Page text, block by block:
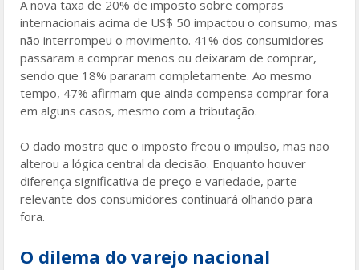
A nova taxa de 20% de imposto sobre compras
internacionais acima de US$ 50 impactou o consumo, mas
não interrompeu o movimento. 41% dos consumidores
passaram a comprar menos ou deixaram de comprar,
sendo que 18% pararam completamente. Ao mesmo
tempo, 47% afirmam que ainda compensa comprar fora
em alguns casos, mesmo com a tributação.
O dado mostra que o imposto freou o impulso, mas não
alterou a lógica central da decisão. Enquanto houver
diferença significativa de preço e variedade, parte
relevante dos consumidores continuará olhando para
fora.
O dilema do varejo nacional